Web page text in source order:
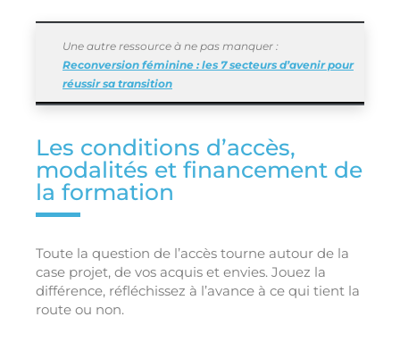
Une autre ressource à ne pas manquer :
Reconversion féminine : les 7 secteurs d’avenir pour
réussir sa transition
Les conditions d’accès,
modalités et financement de
la formation
Toute la question de l’accès tourne autour de la
case projet, de vos acquis et envies. Jouez la
différence, réfléchissez à l’avance à ce qui tient la
route ou non.